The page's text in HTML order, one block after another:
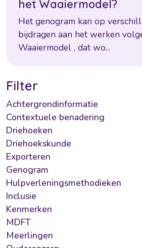
het Waaiermode ?
Het genogram kan op verschill
bidragen aan het werken volg
Waaiermodel , dat wo...
Filter
Achtergrondinformatie
Contextuele benadering
Driehoeken
Driehoekskunde
Exporteren
Genogram
Hulpverleningsmethodieken
Inclusie
Kenmerken
MDFT
Meerlingen